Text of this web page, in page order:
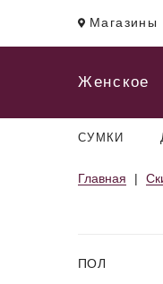
Магазины
Женское
СУМКИ
Главная
ПОЛ